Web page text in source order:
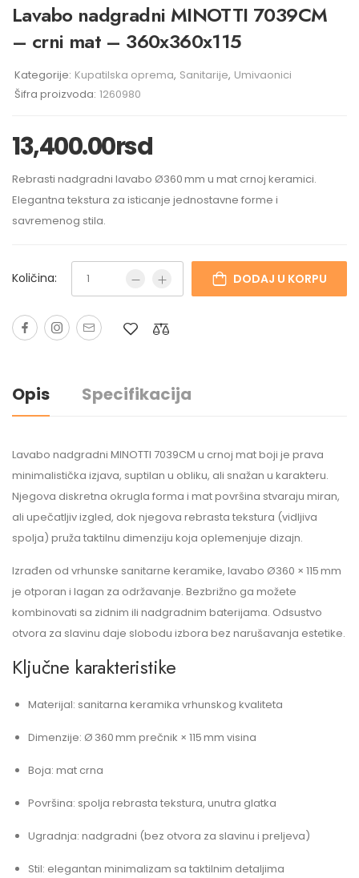
Lavabo nadgradni MINOTTI 7039CM
– crni mat – 360x360x115
Kategorije: Kupatilska oprema, Sanitarije, Umivaonici
Šifra proizvoda: 1260980
13,400.00rsd
Rebrasti nadgradni lavabo Ø360 mm u mat crnoj keramici.
Elegantna tekstura za isticanje jednostavne forme i
savremenog stila.
Količina: DODAJ U KORPU
Opis Specifikacija
Lavabo nadgradni MINOTTI 7039CM u crnoj mat boji je prava
minimalistička izjava, suptilan u obliku, ali snažan u karakteru.
Njegova diskretna okrugla forma i mat površina stvaraju miran,
ali upečatljiv izgled, dok njegova rebrasta tekstura (vidljiva
spolja) pruža taktilnu dimenziju koja oplemenjuje dizajn.
Izrađen od vrhunske sanitarne keramike, lavabo Ø360 × 115 mm
je otporan i lagan za održavanje. Bezbrižno ga možete
kombinovati sa zidnim ili nadgradnim baterijama. Odsustvo
otvora za slavinu daje slobodu izbora bez narušavanja estetike.
Ključne karakteristike
Materijal: sanitarna keramika vrhunskog kvaliteta
Dimenzije: Ø 360 mm prečnik × 115 mm visina
Boja: mat crna
Površina: spolja rebrasta tekstura, unutra glatka
Ugradnja: nadgradni (bez otvora za slavinu i preljeva)
Stil: elegantan minimalizam sa taktilnim detaljima